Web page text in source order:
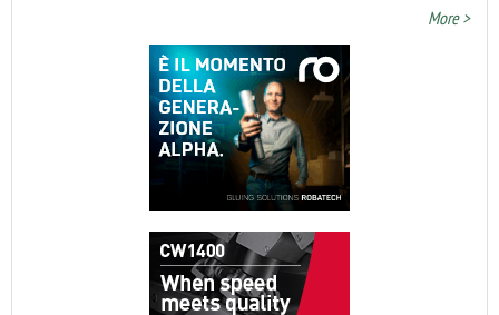
More >